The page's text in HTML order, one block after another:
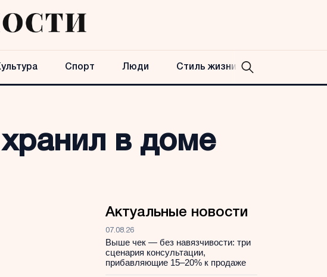
Спорт Люди Стиль жизни
в доме
Актуальные новости
07.08.26
Выше чек — без навязчивости: три
сценария консультации,
прибавляющие 15–20% к продаже